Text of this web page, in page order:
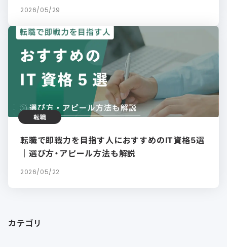
2026/05/29
転職
転職で即戦力を目指す人におすすめのIT資格5選
｜選び方・アピール方法も解説
2026/05/22
カテゴリ